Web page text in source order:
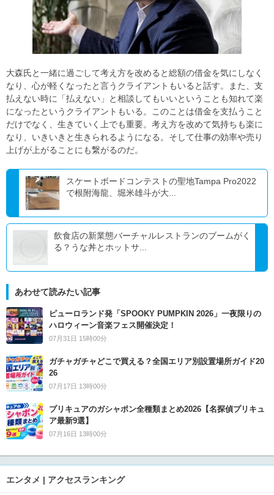
大森氏と一緒に過ごして考え方を改めると総額の借金を気にしなく
なり、心が軽くなったと言うクライアントもいると話す。また、支
払えない時に「払えない」と相談してもいいということも知れて楽
になったというクライアントもいる。このことは借金を支払うこと
だけでなく、生きていく上でも重要。考え方を改めて気持ちも楽に
なり、いきいきと生きられるようになる。そして仕事の効率や売り
上げが上がることにも繋がるのだ。
スケートボードコンテストの聖地Tampa Pro2022
で根附海龍、堀米雄斗が大...
飲食店の新業態バーチャルレストランのブームがく
る？うな丼とホットサ...
あわせて読みたい記事
ピューロランド発「SPOOKY PUMPKIN 2026」一夜限りの
ハロウィーン音楽フェス開催決定！
07月31日 15時00分
ガチャガチャどこで買える？全国エリア別設置場所ガイド20
26
07月17日 13時00分
プリキュアのガシャポン全種類まとめ2026【名探偵プリキュ
ア最新9選】
07月16日 13時00分
エンタメ | アクセスランキング